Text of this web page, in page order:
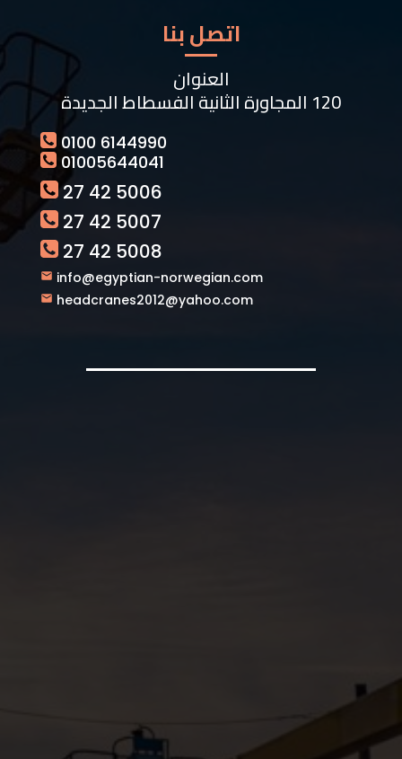
اتصل بنا
العنوان
120 المجاورة الثانية الفسطاط الجديدة
0100 6144990
01005644041
27 42 5006
27 42 5007
27 42 5008
info@egyptian-norwegian.com
headcranes2012@yahoo.com